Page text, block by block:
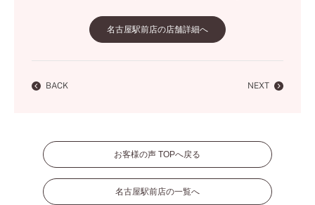
名古屋駅前店の店舗詳細へ
BACK NEXT
お客様の声 TOPへ戻る
名古屋駅前店の一覧へ